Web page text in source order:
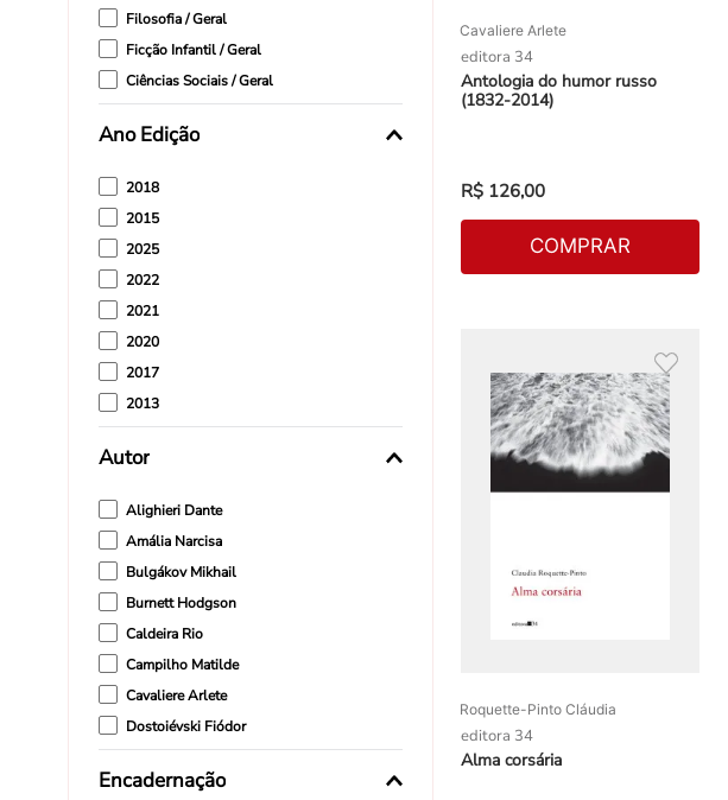
Filosofia / Geral
Ficção Infantil / Geral
Ciências Sociais / Geral
Ano Edição
2018
2015
2025
2022
2021
2020
2017
2013
2009
Autor
Alighieri Dante
Amália Narcisa
Bulgákov Mikhail
Burnett Hodgson
Caldeira Rio
Campilho Matilde
Cavaliere Arlete
Dostoiévski Fiódor
Gagnebin Marie
Encadernação
Cavaliere Arlete
editora 34
Antologia do humor russo
(1832-2014)
R$ 126,00
COMPRAR
Roquette-Pinto Cláudia
editora 34
Alma corsária